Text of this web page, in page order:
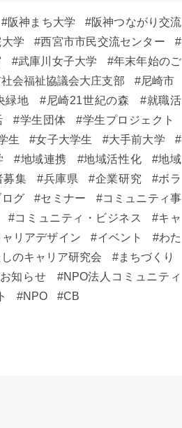
阪神まち大学
阪神つながり交流
学
西宮市市民交流センター
武庫川女子大学
年末年始のご
会福祉協議会大庄支部
尼崎市
緑地
尼崎21世紀の森
就職活
学生団体
学生プロジェクト
生 女子大学生
大手前大学
地域連携 地域活性化
地域
募集 兵庫県 企業研究
ボラ
ログ セミナー
コミュニティ事
コミュニティ・ビジネス
キャ
ャリアデザイン イベント
わた
のキャリア研究会
まちづくり
知らせ
NPO法人コミュニティ
NPO CB